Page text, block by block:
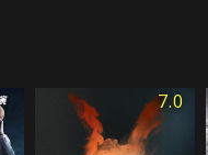
7.0